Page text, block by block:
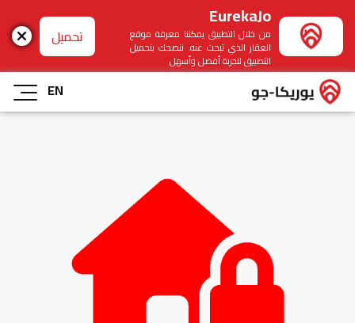
EurekaJo
من خلال التطبيق يمكننا معرفة موقع
العقار الذي تبحث عنه. ننصحك بتحميل
التطبيق لتجربة أفضل وأسهل
تحميل
EN